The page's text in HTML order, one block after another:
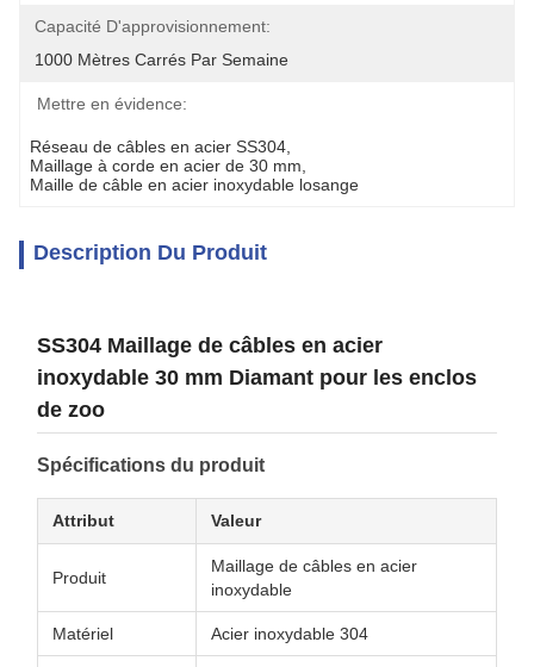
Capacité D'approvisionnement:
1000 Mètres Carrés Par Semaine
Mettre en évidence:
Réseau de câbles en acier SS304
Maillage à corde en acier de 30 mm
Maille de câble en acier inoxydable losange
Description Du Produit
SS304 Maillage de câbles en acier
inoxydable 30 mm Diamant pour les enclos
de zoo
Spécifications du produit
Attribut Valeur
Produit
Maillage de câbles en acier
inoxydable
Matériel Acier inoxydable 304